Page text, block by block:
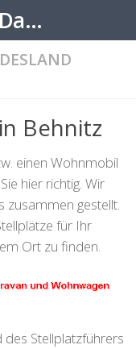
Wohnmobil Stellplatz Datenbank
Behnitz
einen Wohnmobil
hier richtig. Wir
zusammen gestellt.
für Ihr
Ort zu finden.
des Stellplatzführers